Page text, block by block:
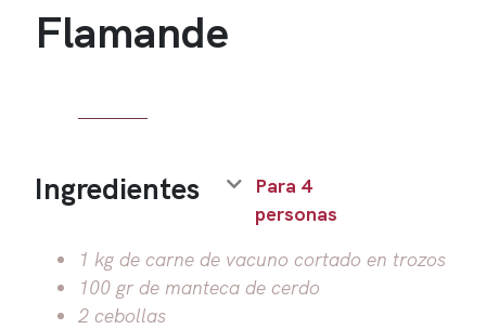
Flamande
Ingredientes
Para 4
personas
1 kg de carne de vacuno cortado en trozos
100 gr de manteca de cerdo
2 cebollas